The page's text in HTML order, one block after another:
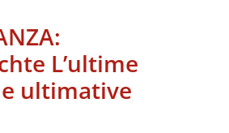
L’ultime
ultimative